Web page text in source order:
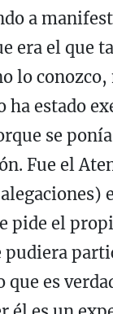
a
era el que
lo
ha estado
se
Fue el
pide el
pudiera
es